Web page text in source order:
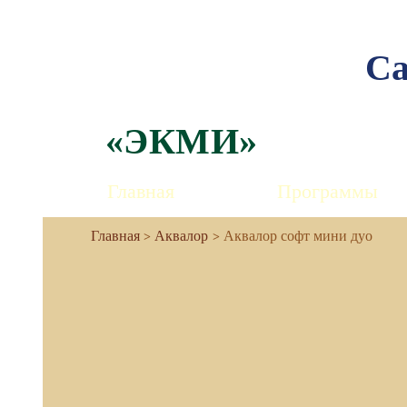
«ЭКМИ»
Главная Программы
Аквалор Аквалор софт мини дуо